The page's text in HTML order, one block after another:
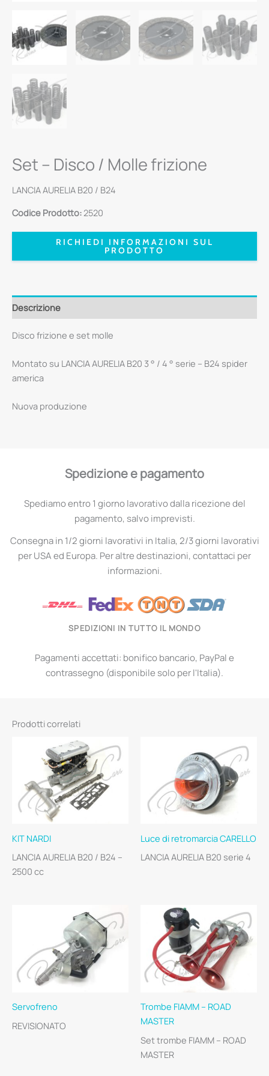
Set – Disco / Molle frizione
LANCIA AURELIA B20 / B24
Codice Prodotto:2520
RICHIEDI INFORMAZIONI SUL
PRODOTTO
Descrizione
Disco frizione e set molle
Montato su LANCIA AURELIA B20 3 ° / 4 ° serie – B24 spider
america
Nuova produzione
Spedizione e pagamento
Spediamo entro 1 giorno lavorativo dalla ricezione del
pagamento, salvo imprevisti.
Consegna in 1/2 giorni lavorativi in Italia, 2/3 giorni lavorativi
per USA ed Europa. Per altre destinazioni, contattaci per
informazioni.
SPEDIZIONI IN TUTTO IL MONDO
Pagamenti accettati: bonifico bancario, PayPal e
contrassegno (disponibile solo per l'Italia).
Prodotti correlati
KIT NARDI
LANCIA AURELIA B20 / B24 –
2500 cc
Luce di retromarcia CARELLO
LANCIA AURELIA B20 serie 4
Servofreno
REVISIONATO
Trombe FIAMM – ROAD
MASTER
Set trombe FIAMM – ROAD
MASTER